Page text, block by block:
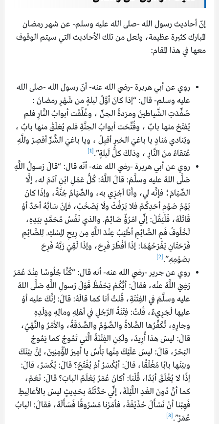
إنّ أحاديث رسول الله -صلى الله عليه وسلم- عن شهر رمضان
المبارك كثيرة عظيمة، ولعل من تلك الأحاديث التي سيتم الوقوف
معها في هذا المقام:
روي عن أبي هريرة -رضي الله عنه- أنّ رسول الله -صلى الله
عليه وسلم- قال: “إذا كانَ أوَّلُ ليلةٍ من شَهْرِ رمضانَ :
صُفِّدَتِ الشَّياطينُ ومرَدةُ الجنِّ ، وغُلِّقَت أبوابُ النَّارِ فلم
يُفتَحْ منها بابٌ ، وفُتِّحَت أبوابُ الجنَّةِ فلم يُغلَقْ منها بابٌ ،
ويُنادي مُنادٍ يا باغيَ الخيرِ أقبِلْ ، ويا باغيَ الشَّرِّ أقصِرْ وللَّهِ
عُتقاءُ منَ النَّارِ ، وذلكَ كلُّ لَيلةٍ”.[1]
روي عن أبي هريرة -رضي الله عنه- أنّه قال: “قالَ رَسولُ اللَّهِ
صَلَّى اللهُ عليه وسلَّمَ: قالَ اللَّهُ: كُلُّ عَمَلِ ابْنِ آدَمَ له، إلَّا
الصِّيَامَ؛ فإنَّه لي، وأَنَا أجْزِي به، والصِّيَامُ جُنَّةٌ، وإذَا كانَ
يَوْمُ صَوْمِ أحَدِكُمْ فلا يَرْفُثْ ولَا يَصْخَبْ، فإنْ سَابَّهُ أحَدٌ أوْ
قَاتَلَهُ، فَلْيَقُلْ: إنِّي امْرُؤٌ صَائِمٌ. والذي نَفْسُ مُحَمَّدٍ بيَدِهِ،
لَخُلُوفُ فَمِ الصَّائِمِ أطْيَبُ عِنْدَ اللَّهِ مِن رِيحِ المِسْكِ. لِلصَّائِمِ
فَرْحَتَانِ يَفْرَحُهُمَا: إذَا أفْطَرَ فَرِحَ، وإذَا لَقِيَ رَبَّهُ فَرِحَ
بصَوْمِهِ.”.[2]
روي عن جرير -رضي الله عنه- أنه قال: “كُنَّا جُلُوسًا عِنْدَ عُمَرَ
رَضِيَ اللَّهُ عنْه، فقالَ: أيُّكُمْ يَحْفَظُ قَوْلَ رَسولِ اللَّهِ صَلَّى اللهُ
عليه وسلَّمَ في الفِتْنَةِ، قُلتُ أنا كما قالَهُ: قالَ: إنَّكَ عليه أوْ
عليها لَجَرِيءٌ، قُلتُ: فِتْنَةُ الرَّجُلِ في أهْلِهِ ومالِهِ ووَلَدِهِ
وجارِهِ، تُكَفِّرُها الصَّلاةُ والصَّوْمُ والصَّدَقَةُ، والأمْرُ والنَّهْيُ،
قالَ: ليسَ هذا أُرِيدُ، ولَكِنِ الفِتْنَةُ الَّتي تَمُوجُ كما يَمُوجُ
البَحْرُ، قالَ: ليسَ عَلَيْكَ مِنْها بَأْسٌ يا أمِيرَ المُؤْمِنِينَ، إنَّ بيْنَكَ
وبيْنَها بابًا مُغْلَقًا، قالَ: أيُكْسَرُ أمْ يُفْتَحُ؟ قالَ: يُكْسَرُ، قالَ:
إذًا لا يُغْلَقَ أبَدًا، قُلْنا: أكانَ عُمَرُ يَعْلَمُ البابَ؟ قالَ: نَعَمْ،
كما أنَّ دُونَ الغَدِ اللَّيْلَةَ، إنِّي حَدَّثْتُهُ بحَدِيثٍ ليسَ بالأغالِيطِ
فَهِبْنا أنْ نَسْأَلَ حُذَيْفَةَ، فأمَرْنا مَسْرُوقًا فَسَأَلَهُ، فقالَ: البابُ
عُمَرُ”.[3]